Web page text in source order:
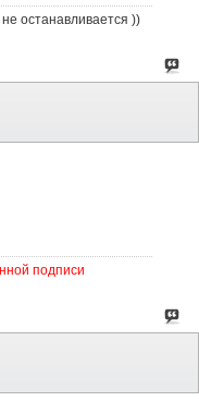
останавливается ))
подписи